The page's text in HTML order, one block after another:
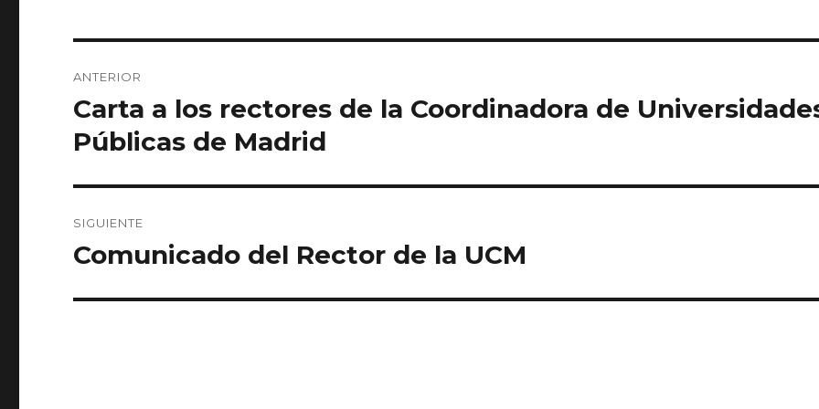
de
entradas
ANTERIOR
Entrada
anterior:
Carta a los rectores de la Coordinadora de
Públicas de Madrid
SIGUIENTE
Entrada
Comunicado del Rector de la UCM